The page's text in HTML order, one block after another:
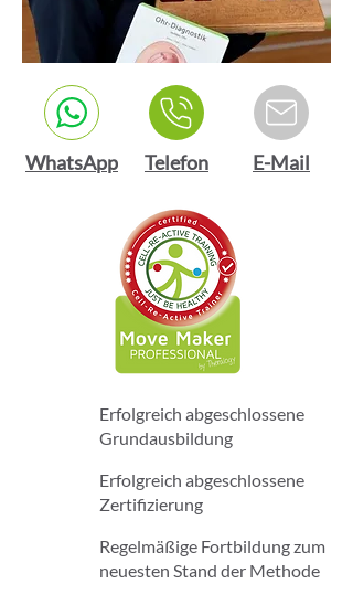
WhatsApp Telefon E-Mail
Erfolgreich abgeschlossene
Grundausbildung
Erfolgreich abgeschlossene
Zertifizierung
Regelmäßige Fortbildung zum
neuesten Stand der Methode